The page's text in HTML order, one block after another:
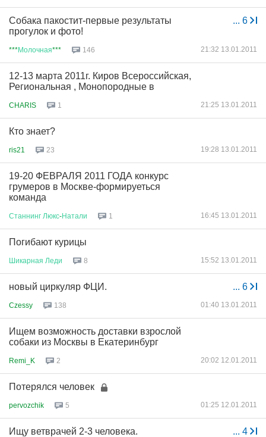
... 6
Собака пакостит-первые результаты
прогулок и фото!
***Молочная*** 146 21:32 13.01.2011
12-13 марта 2011г. Киров Всероссийская,
Региональная , Монопородные в
CHARIS 1 21:25 13.01.2011
Кто знает?
ris21 23 19:28 13.01.2011
19-20 ФЕВРАЛЯ 2011 ГОДА конкурс
грумеров в Москве-формируеться
команда
Станнинг Люкс-Натали 1 16:45 13.01.2011
Погибают курицы
Шикарная Леди 8 15:52 13.01.2011
... 6
новый циркуляр ФЦИ.
Czessy 138 01:40 13.01.2011
Ищем возможность доставки взрослой
собаки из Москвы в Екатеринбург
Remi_K 2 20:02 12.01.2011
Потерялся человек
pervozchik 5 01:25 12.01.2011
... 4
Ищу ветврачей 2-3 человека.